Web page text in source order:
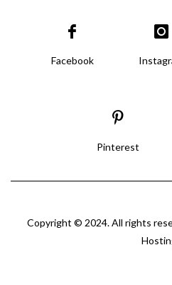
Facebook
Pinterest
Copyright © 2024. All rights